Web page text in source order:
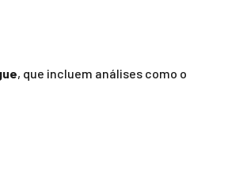
, que incluem análises como o